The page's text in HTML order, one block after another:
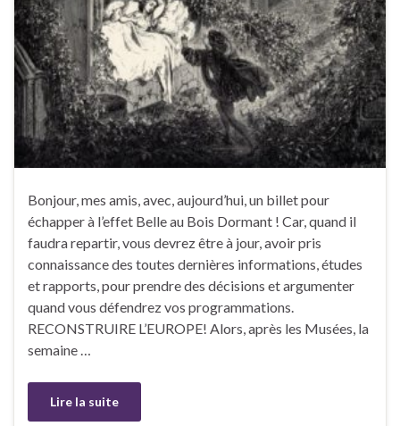
Bonjour, mes amis, avec, aujourd’hui, un billet pour
échapper à l’effet Belle au Bois Dormant ! Car, quand il
faudra repartir, vous devrez être à jour, avoir pris
connaissance des toutes dernières informations, études
et rapports, pour prendre des décisions et argumenter
quand vous défendrez vos programmations.
RECONSTRUIRE L’EUROPE! Alors, après les Musées, la
semaine …
Lire la suite